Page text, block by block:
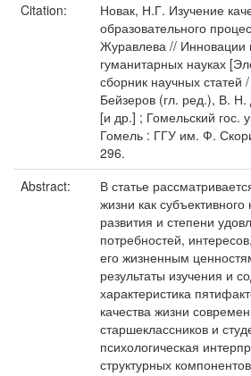
Citation:
Новак, Н.Г. Изучение
образовательного
Журавлева // Инновации
гуманитарных науках
сборник научных статей
Бейзеров (гл. ред.), В.
[и др.] ; Гомельский
Гомель : ГГУ им. Ф.
296.
Abstract:
В статье
жизни как
развития и степени
потребностей,
его жизненным
результаты изучения и
характеристика
качества жизни
старшеклассников и
психологическая
структурных